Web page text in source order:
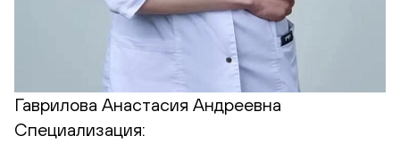
Гаврилова Анастасия Андреевна
Специализация: